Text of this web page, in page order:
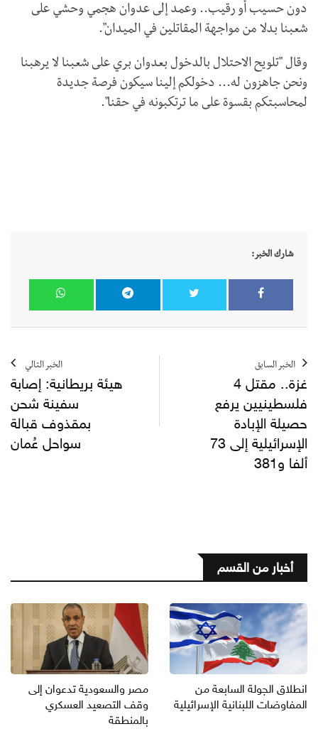
دون حسيب أو رقيب.. وعمد إلى عدوان هجمي وحشي على
شعبنا بدلا من مواجهة المقاتلين في الميدان".
وقال "تلويح الاحتلال بالدخول بعدوان بري على شعبنا لا يرهبنا
ونحن جاهزون له... دخولكم إلينا سيكون فرصة جديدة
لمحاسبتكم بقسوة على ما ترتكبونه في حقنا".
شارك الخبر:
الخبر السابق
غزة.. مقتل 4
فلسطينيين يرفع
حصيلة الإبادة
الإسرائيلية إلى 73
ألفا و381
الخبر التالي
هيئة بريطانية: إصابة
سفينة شحن
بمقذوف قبالة
سواحل عُمان
أخبار من القسم
انطلاق الجولة السابعة من
المفاوضات اللبنانية الإسرائيلية
مصر والسعودية تدعوان إلى
وقف التصعيد العسكري
بالمنطقة